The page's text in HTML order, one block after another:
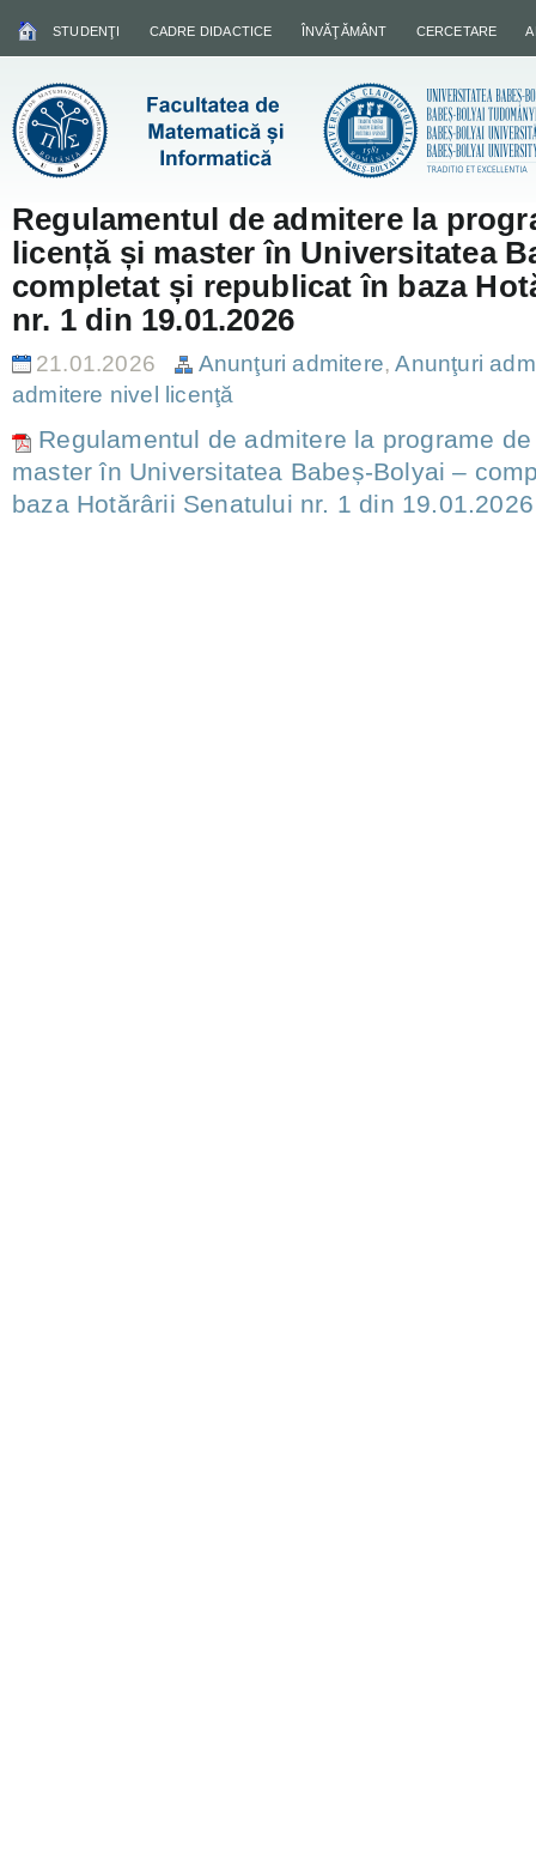
STUDENŢI CADRE DIDACTICE ÎNVĂŢĂMÂNT CERCETARE
Regulamentul de admitere la
licență și master în Universitatea
completat și republicat în baza
nr. 1 din 19.01.2026
21.01.2026 Anunţuri admitere,Anunţuri
admitere nivel licenţă
Regulamentul de admitere la programe
master în Universitatea Babeș-Bolyai –
baza Hotărârii Senatului nr. 1 din 19.01.2026